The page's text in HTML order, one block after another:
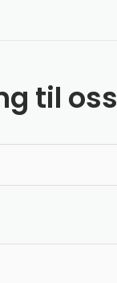
til oss